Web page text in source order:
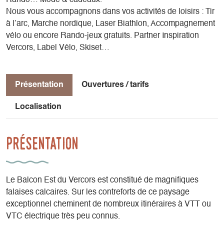
Nous vous accompagnons dans vos activités de loisirs : Tir
à l’arc, Marche nordique, Laser Biathlon, Accompagnement
vélo ou encore Rando-jeux gratuits. Partner Inspiration
Vercors, Label Vélo, Skiset…
Présentation Ouvertures / tarifs
Localisation
Présentation
Le Balcon Est du Vercors est constitué de magnifiques
falaises calcaires. Sur les contreforts de ce paysage
exceptionnel cheminent de nombreux itinéraires à VTT ou
VTC électrique très peu connus.